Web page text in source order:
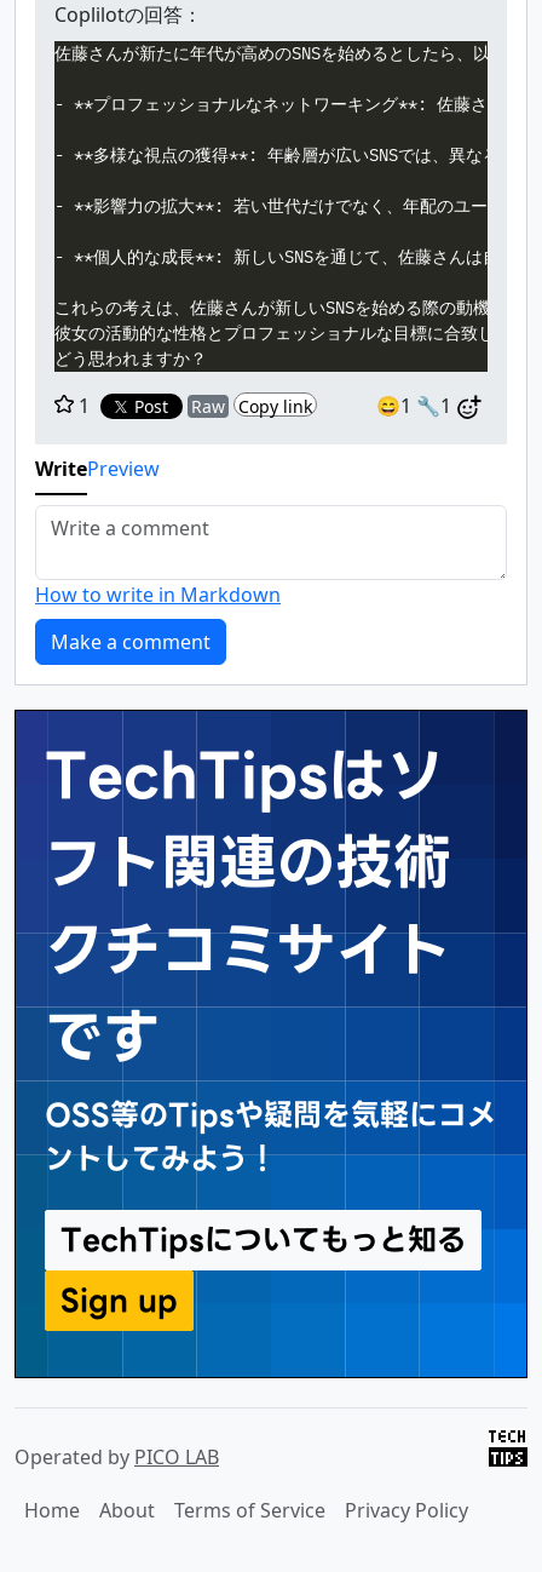
Coplilotの回答：
佐藤さんが新たに年代が高めのSNSを始めるとしたら、以下の
- **プロフェッショナルなネットワーキング**: 佐藤さんは仕
- **多様な視点の獲得**: 年齢層が広いSNSでは、異なる世代
- **影響力の拡大**: 若い世代だけでなく、年配のユーザーに
- **個人的な成長**: 新しいSNSを通じて、佐藤さんは自身の
これらの考えは、佐藤さんが新しいSNSを始める際の動機とし
彼女の活動的な性格とプロフェッショナルな目標に合致してい
1 Post Raw Copy link 😄1 🔧1
WritePreview
How to write in Markdown
TechTipsはソ
フト関連の技術
クチコミサイト
です
OSS等のTipsや疑問を気軽にコメ
ントしてみよう！
TechTipsについてもっと知る
Sign up
Operated by PICO LAB
Home
About Terms of Service Privacy Policy